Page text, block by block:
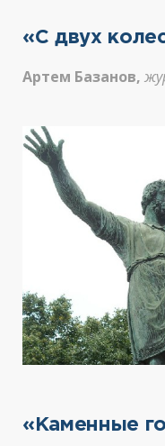
«С двух
Артем Базанов,
«Каменные